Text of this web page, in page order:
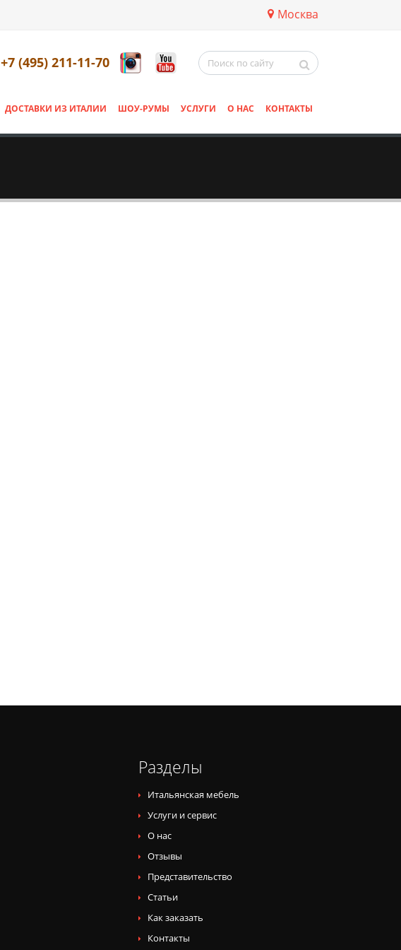
Москва
+7 (495) 211-11-70
ДОСТАВКИ ИЗ ИТАЛИИ ШОУ-РУМЫ УСЛУГИ О НАС КОНТАКТЫ
Разделы
Итальянская мебель
Услуги и сервис
О нас
Отзывы
Представительство
Статьи
Как заказать
Контакты